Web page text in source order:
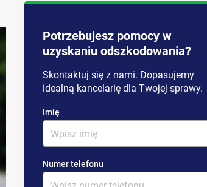
Potrzebujesz pomocy w
uzyskaniu odszkodowania?
Skontaktuj się z nami. Dopasujemy
idealną kancelarię dla Twojej sprawy.
Imię
Numer telefonu